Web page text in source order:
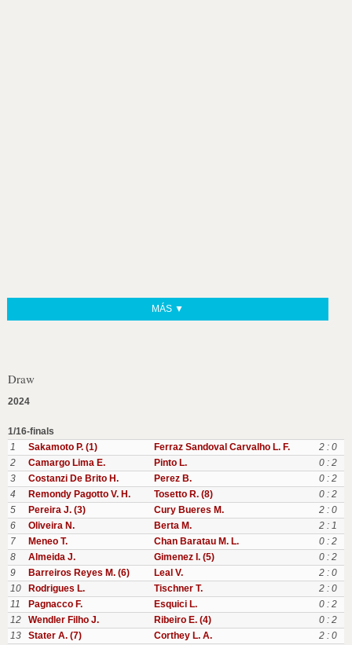
MÁS ▼
Draw
2024
1/16-finals
1
Sakamoto P. (1) Ferraz Sandoval Carvalho L. F.
2 : 0
2
Camargo Lima E. Pinto L.
0 : 2
3
Costanzi De Brito H. Perez B.
0 : 2
4
Remondy Pagotto V. H. Tosetto R. (8)
0 : 2
5
Pereira J. (3) Cury Bueres M.
2 : 0
6
Oliveira N. Berta M.
2 : 1
7
Meneo T. Chan Baratau M. L.
0 : 2
8
Almeida J. Gimenez I. (5)
0 : 2
9
Barreiros Reyes M. (6) Leal V.
2 : 0
10
Rodrigues L. Tischner T.
2 : 0
11
Pagnacco F. Esquici L.
0 : 2
12
Wendler Filho J. Ribeiro E. (4)
0 : 2
13
Stater A. (7) Corthey L. A. 2 : 0